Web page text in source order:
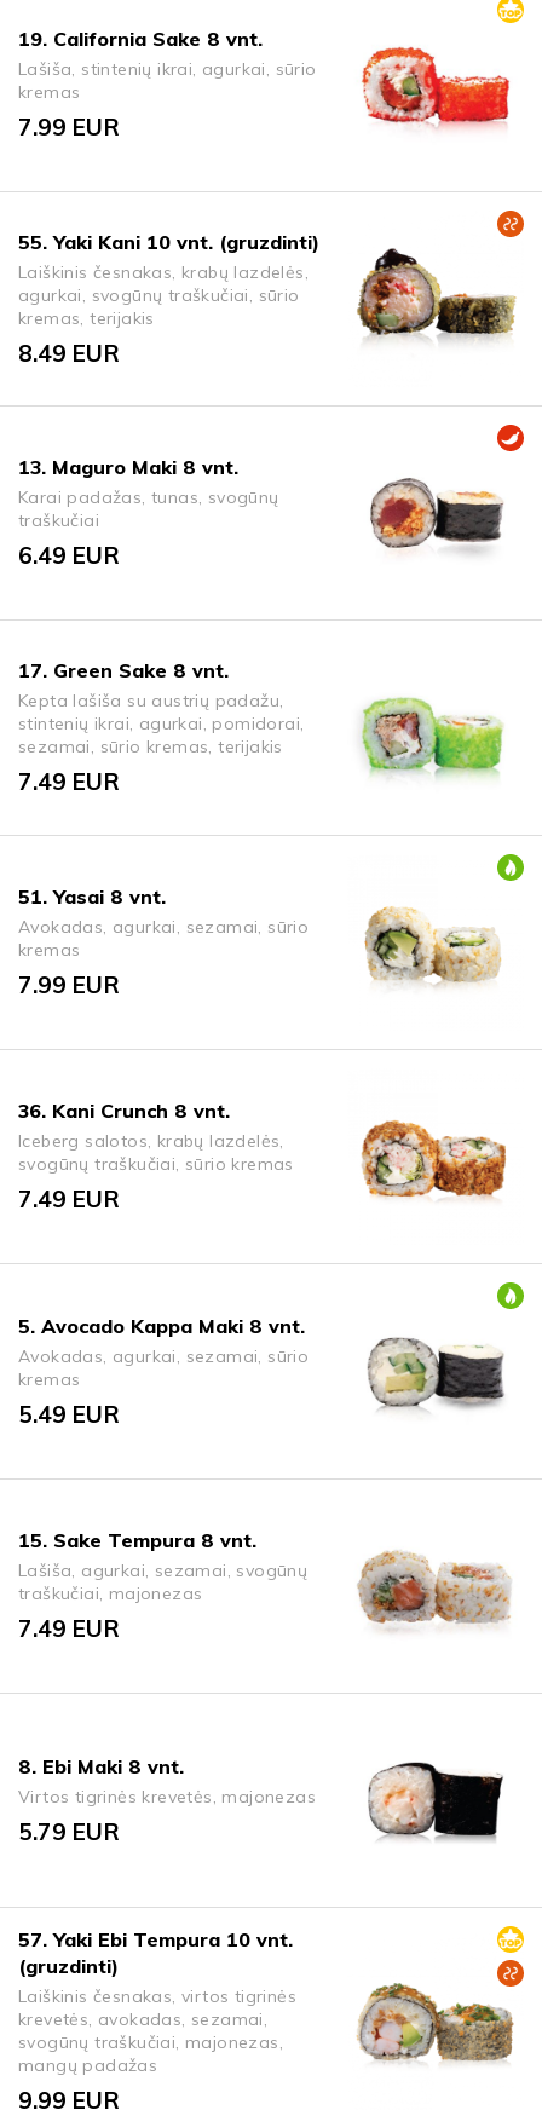
19. California Sake 8 vnt.
Lašiša, stintenių ikrai, agurkai, sūrio
kremas
7.99 EUR
55. Yaki Kani 10 vnt. (gruzdinti)
Laiškinis česnakas, krabų lazdelės,
agurkai, svogūnų traškučiai, sūrio
kremas, terijakis
8.49 EUR
13. Maguro Maki 8 vnt.
Karai padažas, tunas, svogūnų
traškučiai
6.49 EUR
17. Green Sake 8 vnt.
Kepta lašiša su austrių padažu,
stintenių ikrai, agurkai, pomidorai,
sezamai, sūrio kremas, terijakis
7.49 EUR
51. Yasai 8 vnt.
Avokadas, agurkai, sezamai, sūrio
kremas
7.99 EUR
36. Kani Crunch 8 vnt.
Iceberg salotos, krabų lazdelės,
svogūnų traškučiai, sūrio kremas
7.49 EUR
5. Avocado Kappa Maki 8 vnt.
Avokadas, agurkai, sezamai, sūrio
kremas
5.49 EUR
15. Sake Tempura 8 vnt.
Lašiša, agurkai, sezamai, svogūnų
traškučiai, majonezas
7.49 EUR
8. Ebi Maki 8 vnt.
Virtos tigrinės krevetės, majonezas
5.79 EUR
57. Yaki Ebi Tempura 10 vnt.
(gruzdinti)
Laiškinis česnakas, virtos tigrinės
krevetės, avokadas, sezamai,
svogūnų traškučiai, majonezas,
mangų padažas
9.99 EUR